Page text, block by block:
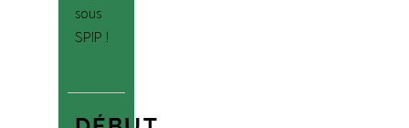
sous
SPIP !